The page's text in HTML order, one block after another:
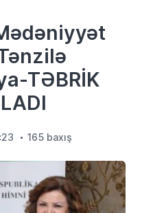
TƏBRİK
165 baxış